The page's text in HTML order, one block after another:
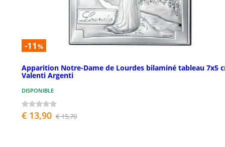
-11 %
Apparition Notre-Dame de Lourdes bilaminé tableau 7x5
Valenti Argenti
DISPONIBLE
€ 13,90 € 15,70